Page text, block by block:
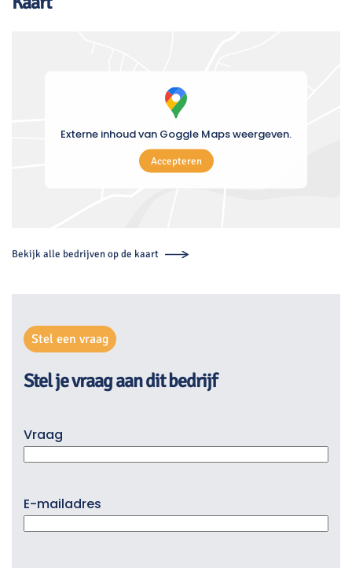
Externe inhoud van Goggle Maps weergeven.
Accepteren
Bekijk alle bedrijven op de kaart
Stel een vraag
Stel je vraag aan dit bedrijf
Vraag
E-mailadres